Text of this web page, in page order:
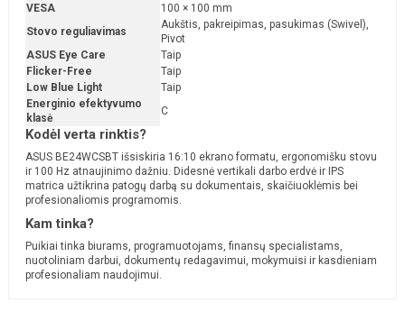
VESA
100 × 100 mm
Stovo reguliavimas
Aukštis, pakreipimas, pasukimas (Swivel),
Pivot
ASUS Eye Care
Taip
Flicker-Free
Taip
Low Blue Light
Taip
Energinio efektyvumo
klasė
C
Kodėl verta rinktis?
ASUS BE24WCSBT išsiskiria 16:10 ekrano formatu, ergonomišku stovu
ir 100 Hz atnaujinimo dažniu. Didesnė vertikali darbo erdvė ir IPS
matrica užtikrina patogų darbą su dokumentais, skaičiuoklėmis bei
profesionaliomis programomis.
Kam tinka?
Puikiai tinka biurams, programuotojams, finansų specialistams,
nuotoliniam darbui, dokumentų redagavimui, mokymuisi ir kasdieniam
profesionaliam naudojimui.